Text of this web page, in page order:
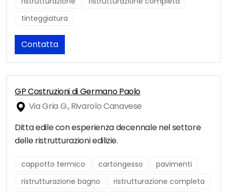
tinteggiatura
Contatta
GP Costruzioni di Germano Paolo
Via Gria G., Rivarolo Canavese
Ditta edile con esperienza decennale nel settore
delle ristrutturazioni edilizie.
cappotto termico cartongesso
pavimenti
ristrutturazione bagno
ristrutturazione completa